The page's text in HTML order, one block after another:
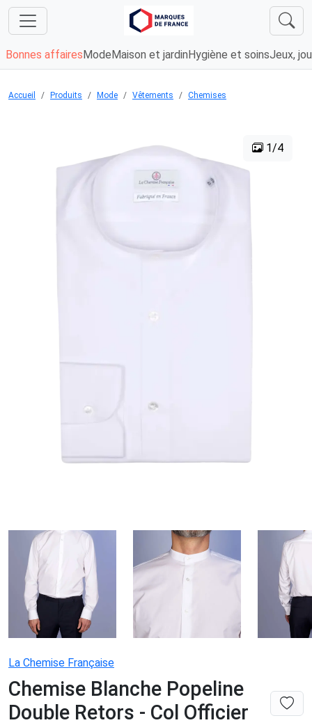
Bonnes affaires Mode Maison et jardin Hygiène et soinsJeux,
Accueil Produits Mode Vêtements Chemises
1/4
La Chemise Française
Chemise Blanche Popeline
Double Retors - Col Officier